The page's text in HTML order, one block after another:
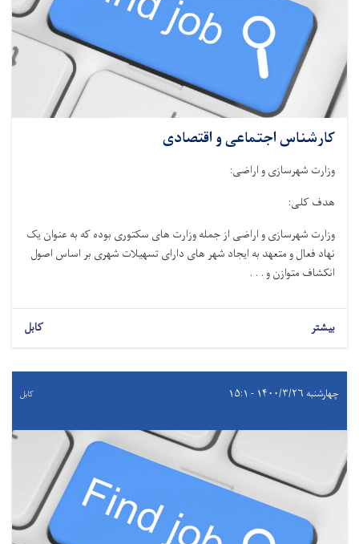
کارشناس اجتماعی و اقتصادی
وزارت شهرسازی و اراضی:
هدف کلی:
وزارت شهرسازی و اراضی از جمله وزارت های سکتوری بوده که به عنوان یک
نهاد فعال و متعهد به ایجاد شهر های دارای تسهیلات شهری بر اساس اصول
انکشاف متوازن و . . .
بیشتر کابل
چهارشنبه ۱۴۰۰/۳/۲۶ - ۱۵:۱ کابل